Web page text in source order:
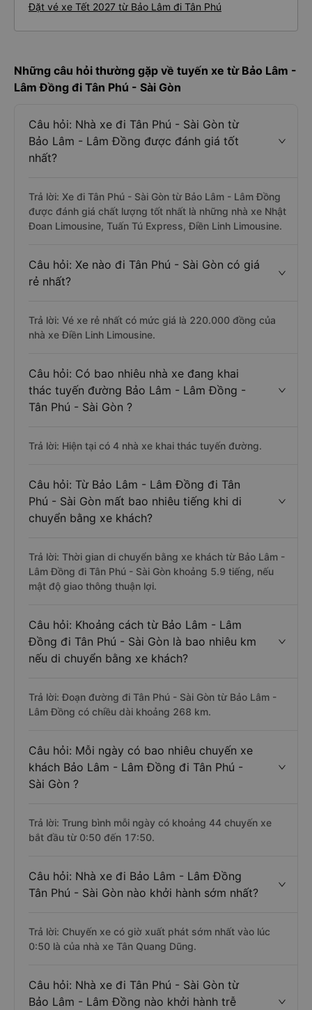
Đặt vé xe Tết 2027 từ Bảo Lâm đi Tân Phú
Những câu hỏi thường gặp về tuyến xe từ Bảo Lâm -
Lâm Đồng đi Tân Phú - Sài Gòn
Câu hỏi: Nhà xe đi Tân Phú - Sài Gòn từ
Bảo Lâm - Lâm Đồng được đánh giá tốt
nhất?
Trả lời: Xe đi Tân Phú - Sài Gòn từ Bảo Lâm - Lâm Đồng
được đánh giá chất lượng tốt nhất là những nhà xe Nhật
Đoan Limousine, Tuấn Tú Express, Điền Linh Limousine.
Câu hỏi: Xe nào đi Tân Phú - Sài Gòn có giá
rẻ nhất?
Trả lời: Vé xe rẻ nhất có mức giá là 220.000 đồng của
nhà xe Điền Linh Limousine.
Câu hỏi: Có bao nhiêu nhà xe đang khai
thác tuyến đường Bảo Lâm - Lâm Đồng -
Tân Phú - Sài Gòn ?
Trả lời: Hiện tại có 4 nhà xe khai thác tuyến đường.
Câu hỏi: Từ Bảo Lâm - Lâm Đồng đi Tân
Phú - Sài Gòn mất bao nhiêu tiếng khi di
chuyển bằng xe khách?
Trả lời: Thời gian di chuyển bằng xe khách từ Bảo Lâm -
Lâm Đồng đi Tân Phú - Sài Gòn khoảng 5.9 tiếng, nếu
mật độ giao thông thuận lợi.
Câu hỏi: Khoảng cách từ Bảo Lâm - Lâm
Đồng đi Tân Phú - Sài Gòn là bao nhiêu km
nếu di chuyển bằng xe khách?
Trả lời: Đoạn đường đi Tân Phú - Sài Gòn từ Bảo Lâm -
Lâm Đồng có chiều dài khoảng 268 km.
Câu hỏi: Mỗi ngày có bao nhiêu chuyến xe
khách Bảo Lâm - Lâm Đồng đi Tân Phú -
Sài Gòn ?
Trả lời: Trung bình mỗi ngày có khoảng 44 chuyến xe
bắt đầu từ 0:50 đến 17:50.
Câu hỏi: Nhà xe đi Bảo Lâm - Lâm Đồng
Tân Phú - Sài Gòn nào khởi hành sớm nhất?
Trả lời: Chuyến xe có giờ xuất phát sớm nhất vào lúc
0:50 là của nhà xe Tân Quang Dũng.
Câu hỏi: Nhà xe đi Tân Phú - Sài Gòn từ
Bảo Lâm - Lâm Đồng nào khởi hành trễ